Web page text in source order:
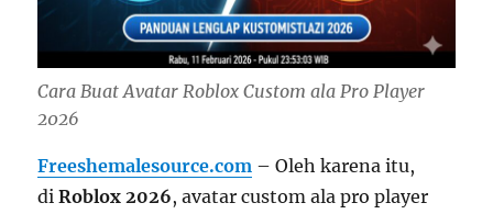
Cara Buat Avatar Roblox Custom ala Pro Player
2026
Freeshemalesource.com – Oleh karena itu,
diRoblox 2026, avatar custom ala pro player